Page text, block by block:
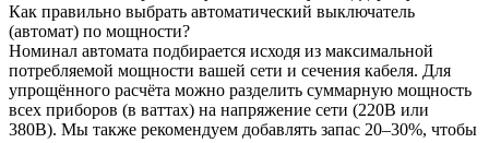
Как правильно выбрать автоматический выключатель
(автомат) по мощности?
Номинал автомата подбирается исходя из максимальной
потребляемой мощности вашей сети и сечения кабеля. Для
упрощённого расчёта можно разделить суммарную мощность
всех приборов (в ваттах) на напряжение сети (220В или
380В). Мы также рекомендуем добавлять запас 20–30%, чтобы